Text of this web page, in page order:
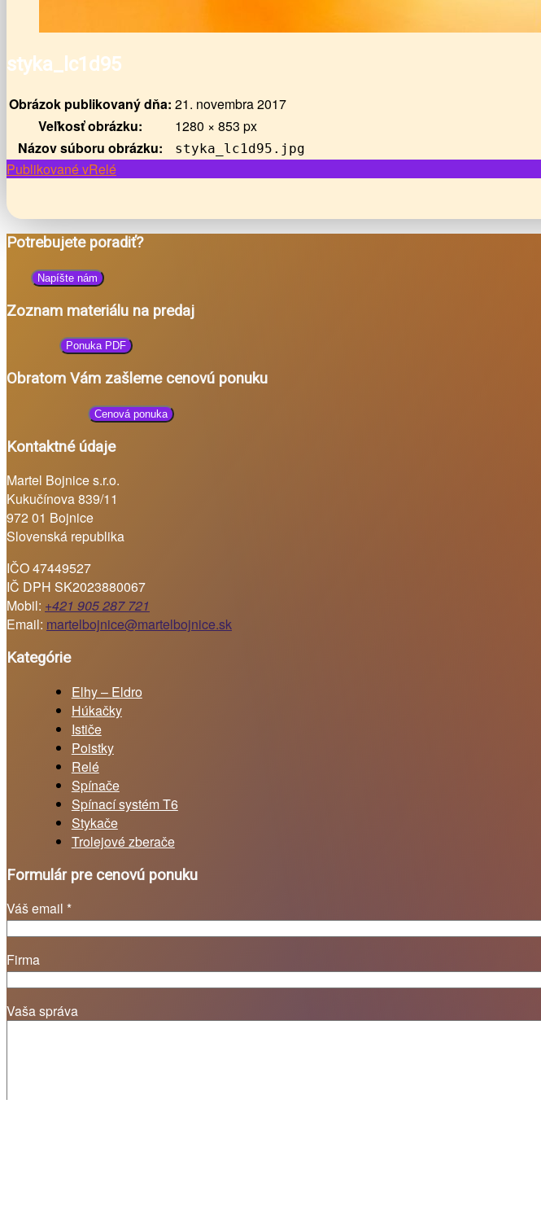
styka_lc1d95
Obrázok publikovaný dňa: 21. novembra 2017
Veľkosť obrázku:
1280 × 853 px
Názov súboru obrázku:
styka_lc1d95.jpg
Navigácia
článkoch
Publikované vRelé
Potrebujete poradiť?
Napíšte nám
Zoznam materiálu na predaj
Ponuka PDF
Obratom Vám zašleme cenovú ponuku
Cenová ponuka
Kontaktné údaje
Martel Bojnice s.r.o.
Kukučínova 839/11
972 01 Bojnice
Slovenská republika
IČO 47449527
IČ DPH SK2023880067
Mobil: +421 905 287 721
Email: martelbojnice@martelbojnice.sk
Kategórie
Elhy – Eldro
Húkačky
Ističe
Poistky
Relé
Spínače
Spínací systém T6
Stykače
Trolejové zberače
Formulár pre cenovú ponuku
Váš email *
Firma
Vaša správa